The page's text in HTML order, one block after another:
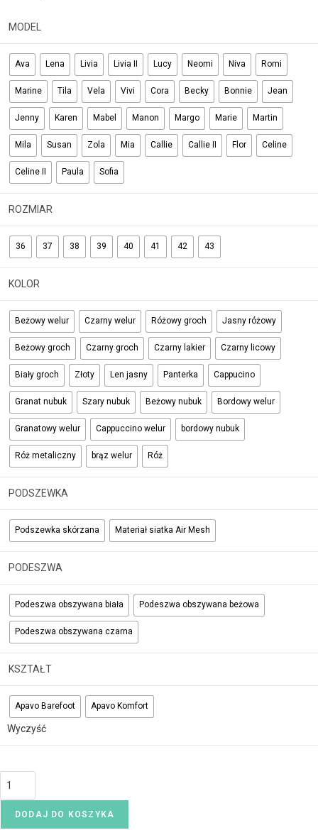
MODEL
Ava Lena Livia Livia II Lucy Neomi Niva Romi
Marine Tila Vela Vivi Cora Becky Bonnie Jean
Jenny Karen Mabel Manon Margo Marie Martin
Mila Susan Zola Mia Callie Callie II Flor Celine
Celine II Paula Sofia
ROZMIAR
36 37 38 39 40 41 42 43
KOLOR
Beżowy welur Czarny welur Różowy groch Jasny różowy
Beżowy groch Czarny groch Czarny lakier Czarny licowy
Biały groch Złoty Len jasny Panterka Cappucino
Granat nubuk Szary nubuk Beżowy nubuk Bordowy welur
Granatowy welur Cappuccino welur bordowy nubuk
Róż metaliczny brąz welur Róż
PODSZEWKA
Podszewka skórzana Materiał siatka Air Mesh
PODESZWA
Podeszwa obszywana biała Podeszwa obszywana beżowa
Podeszwa obszywana czarna
KSZTAŁT
Apavo Barefoot Apavo Komfort
Wyczyść
DODAJ DO KOSZYKA